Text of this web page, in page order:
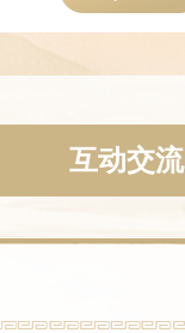
互动交流